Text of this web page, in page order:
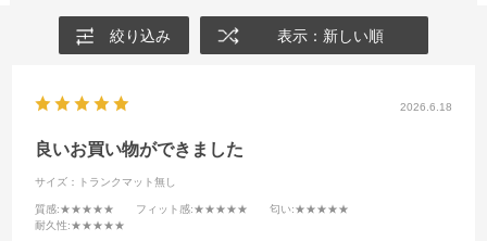
絞り込み 表示：新しい順
2026.6.18
良いお買い物ができました
サイズ：トランクマット無し
質感:★★★★★ フィット感:★★★★★ 匂い:★★★★★
耐久性:★★★★★